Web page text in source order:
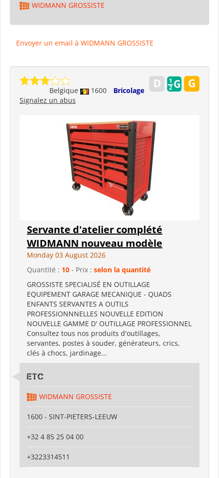
WIDMANN GROSSISTE
Envoyer un email à WIDMANN GROSSISTE
Belgique 1600
Bricolage
Signalez un abus
Servante d'atelier complété
WIDMANN nouveau modèle
Monday 03 August 2026
Quantité : 10 - Prix : selon la quantité
GROSSISTE SPECIALISÉ EN OUTILLAGE
EQUIPEMENT GARAGE MECANIQUE - QUADS
ENFANTS SERVANTES A OUTILS
PROFESSIONNNELLES NOUVELLE EDITION
NOUVELLE GAMME D' OUTILLAGE PROFESSIONNEL
Consultez tous nos produits d'outillages,
servantes, postes à souder, générateurs, crics,
clés à chocs, jardinage...
ETC
WIDMANN GROSSISTE
1600 - SINT-PIETERS-LEEUW
+32 4 85 25 04 00
+3223314511